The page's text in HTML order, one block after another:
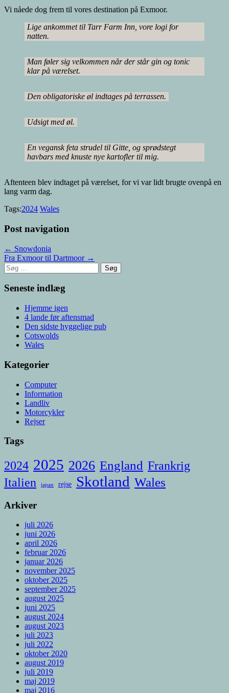
Vi nåede dog frem til vores destination på Exmoor.
Lige ankommet til Tarr Farm Inn, vore logi for
natten.
Man føler sig velkommen når der står gin og tonic
klar på værelset.
Den obligatoriske øl indtages på terrassen.
Udsigt med øl.
En vegansk feta strudel til Gitte, og sprødstegt
havbars med knuste nye kartofler til mig.
Aftenteen blev indtaget på værelset, for vi var lidt brugte ovenpå en
lang varm dag.
Tags:2024 Wales
Post navigation
← Snowdonia
Fra Exmoor til Dartmoor →
Søg
efter:
Seneste indlæg
Hjemme igen
4 lande før aftensmad
Den sidste hyggelige pub
Cotswolds
Wales
Kategorier
Computer
Information
Landliv
Motorcykler
Rejser
Tags
2024 2025 2026 England Frankrig
Italien
japan rejse Skotland Wales
Arkiver
juli 2026
juni 2026
april 2026
februar 2026
januar 2026
november 2025
oktober 2025
september 2025
august 2025
juni 2025
august 2024
august 2023
juli 2023
juli 2022
oktober 2020
august 2019
juli 2019
maj 2019
maj 2016